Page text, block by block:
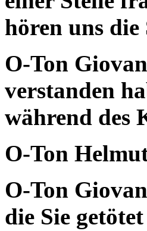
hören uns
O-Ton
verstanden
während des
O-Ton
O-Ton
die Sie